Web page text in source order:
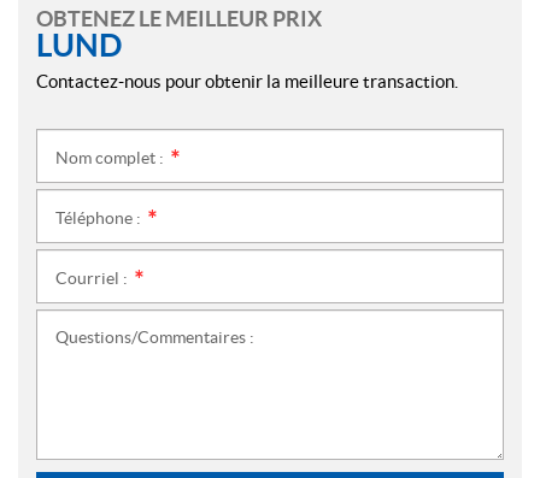
OBTENEZ LE MEILLEUR PRIX
LUND
Contactez-nous pour obtenir la meilleure transaction.
Nom complet :
Téléphone :
Courriel :
Questions/Commentaires :